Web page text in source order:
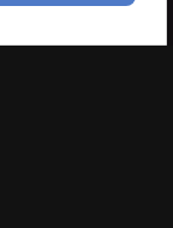
07 97 26